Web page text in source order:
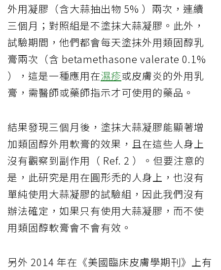
外用凝膠（含大蒜抽出物 5% ）兩次，連續
三個月；對照組是不塗抹大蒜凝膠。此外，
試驗期間，他們都會每天塗抹外用類固醇乳
膏兩次（含 betamethasone valerate 0.1%
），這是一種應用在濕疹或皮膚炎的外用乳
膏，需醫師或藥師指示才可使用的藥品。
結果發現三個月後，塗抹大蒜凝膠能顯著增
加類固醇外用軟膏的效果，且在這些人身上
沒有觀察到副作用（ Ref. 2 ）。但要注意的
是，此研究是用在圓形禿的人身上，也沒有
單純使用大蒜凝膠的試驗組，因此我們沒有
辦法確定，如果只有使用大蒜凝膠，而不使
用類固醇軟膏會不會有效。
另外 2014 年在《美國臨床皮膚學期刊》上有